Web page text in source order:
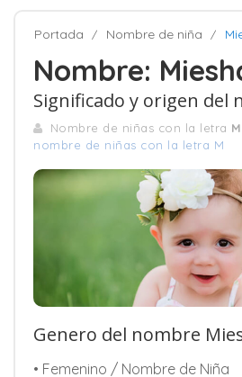
Portada Nombre de niña
Nombre:
Significado y origen del
Nombre de niñas con la letra M
nombre de niñas con la letra M
Genero del nombre
• Femenino / Nombre de Niña